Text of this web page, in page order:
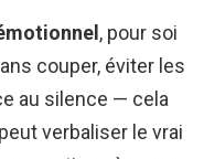
, pour soi
couper, éviter les
au silence — cela
verbaliser le vrai